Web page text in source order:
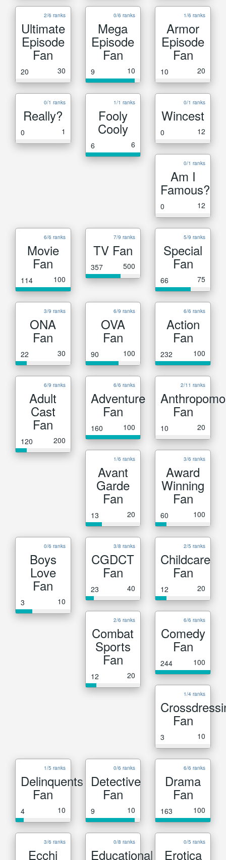
2/6 ranks
Ultimate
Episode
Fan
20 30
0/6 ranks
Mega
Episode
Fan
9 10
1/6 ranks
Armor
Episode
Fan
10 20
0/1 ranks
Really?
0 1
1/1 ranks
Fooly
Cooly
6 6
0/1 ranks
Wincest
0 12
0/1 ranks
Am I
Famous?
0 12
6/6 ranks
Movie
Fan
114 100
7/9 ranks
TV Fan
357 500
5/9 ranks
Special
Fan
66 75
3/9 ranks
ONA
Fan
22 30
6/9 ranks
OVA
Fan
90 100
6/6 ranks
Action
Fan
232 100
6/9 ranks
Adult
Cast
Fan
120 200
6/6 ranks
Adventure
Fan
160 100
2/11 ranks
Fan
10 20
1/6 ranks
Avant
Garde
Fan
13 20
3/6 ranks
Award
Winning
Fan
60 100
0/6 ranks
Boys
Love
Fan
3 10
3/8 ranks
CGDCT
Fan
23 40
2/5 ranks
Childcare
Fan
12 20
2/6 ranks
Combat
Sports
Fan
12 20
6/6 ranks
Comedy
Fan
244 100
1/4 ranks
Fan
3 10
1/5 ranks
Delinquents
Fan
4 10
0/6 ranks
Detective
Fan
9 10
6/6 ranks
Drama
Fan
163 100
3/6 ranks
Ecchi
0/8 ranks
Educational
0/5 ranks
Erotica